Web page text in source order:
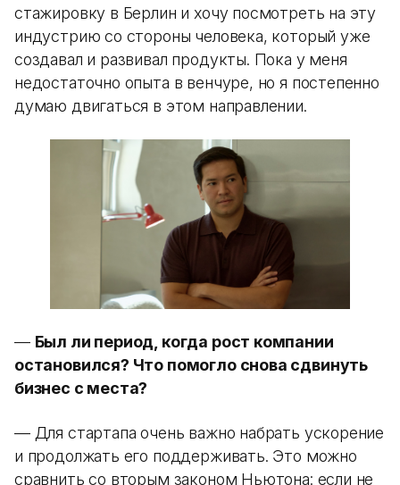
стажировку в Берлин и хочу посмотреть на эту
индустрию со стороны человека, который уже
создавал и развивал продукты. Пока у меня
недостаточно опыта в венчуре, но я постепенно
думаю двигаться в этом направлении.
— Был ли период, когда рост компании
остановился? Что помогло снова сдвинуть
бизнес с места?
— Для стартапа очень важно набрать ускорение
и продолжать его поддерживать. Это можно
сравнить со вторым законом Ньютона: если не